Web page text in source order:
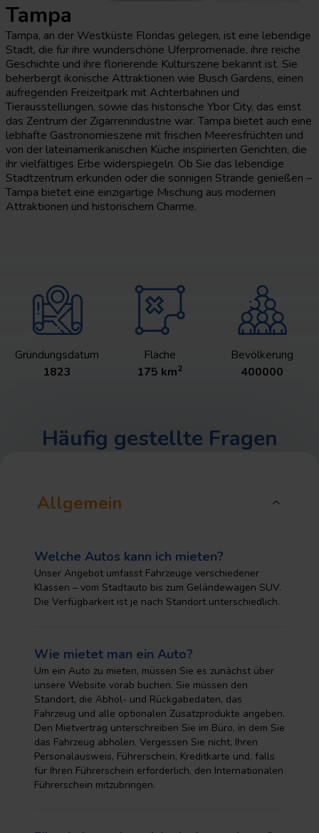
Tampa
Tampa, an der Westküste Floridas gelegen, ist eine lebendige
Stadt, die für ihre wunderschöne Uferpromenade, ihre reiche
Geschichte und ihre florierende Kulturszene bekannt ist. Sie
beherbergt ikonische Attraktionen wie Busch Gardens, einen
aufregenden Freizeitpark mit Achterbahnen und
Tierausstellungen, sowie das historische Ybor City, das einst
das Zentrum der Zigarrenindustrie war. Tampa bietet auch eine
lebhafte Gastronomieszene mit frischen Meeresfrüchten und
von der lateinamerikanischen Küche inspirierten Gerichten, die
ihr vielfältiges Erbe widerspiegeln. Ob Sie das lebendige
Stadtzentrum erkunden oder die sonnigen Strände genießen –
Tampa bietet eine einzigartige Mischung aus modernen
Attraktionen und historischem Charme.
Gründungsdatum
1823
Fläche
175 km2
Bevölkerung
400000
Häufig gestellte Fragen
Allgemein
Welche Autos kann ich mieten?
Unser Angebot umfasst Fahrzeuge verschiedener
Klassen – vom Stadtauto bis zum Geländewagen SUV.
Die Verfügbarkeit ist je nach Standort unterschiedlich.
Wie mietet man ein Auto?
Um ein Auto zu mieten, müssen Sie es zunächst über
unsere Website vorab buchen. Sie müssen den
Standort, die Abhol- und Rückgabedaten, das
Fahrzeug und alle optionalen Zusatzprodukte angeben.
Den Mietvertrag unterschreiben Sie im Büro, in dem Sie
das Fahrzeug abholen. Vergessen Sie nicht, Ihren
Personalausweis, Führerschein, Kreditkarte und, falls
für Ihren Führerschein erforderlich, den Internationalen
Führerschein mitzubringen.